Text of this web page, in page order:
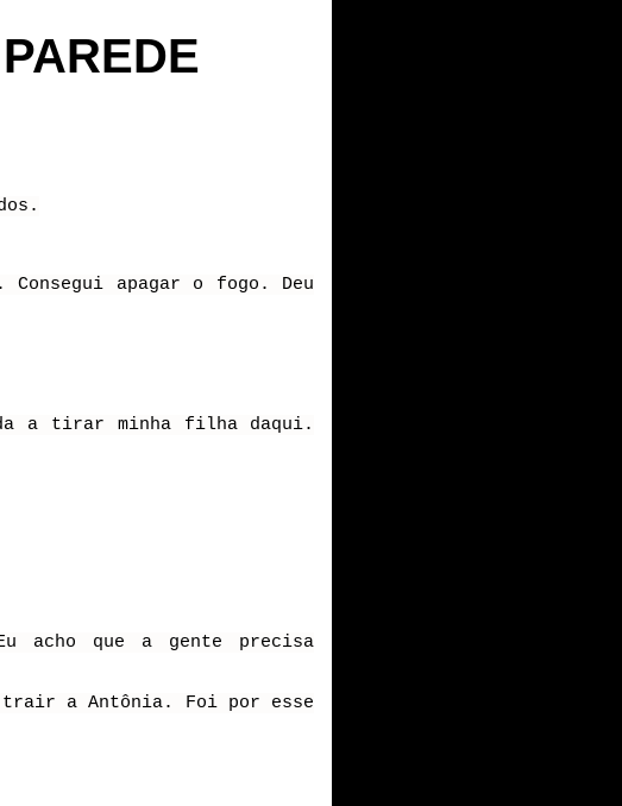
apagar o fogo. Deu
a tirar minha filha daqui.
acho que a gente precisa
trair a Antônia. Foi por esse